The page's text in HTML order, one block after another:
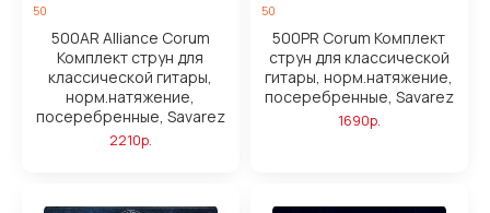
50
500AR Alliance Corum
Комплект струн для
классической гитары,
норм.натяжение,
посеребренные, Savarez
2210р.
50
500PR Corum Комплект
струн для классической
гитары, норм.натяжение,
посеребренные, Savarez
1690р.